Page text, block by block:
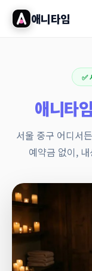
애니타임
✅
애니타
서울 중구 어디서
예약금 없이,